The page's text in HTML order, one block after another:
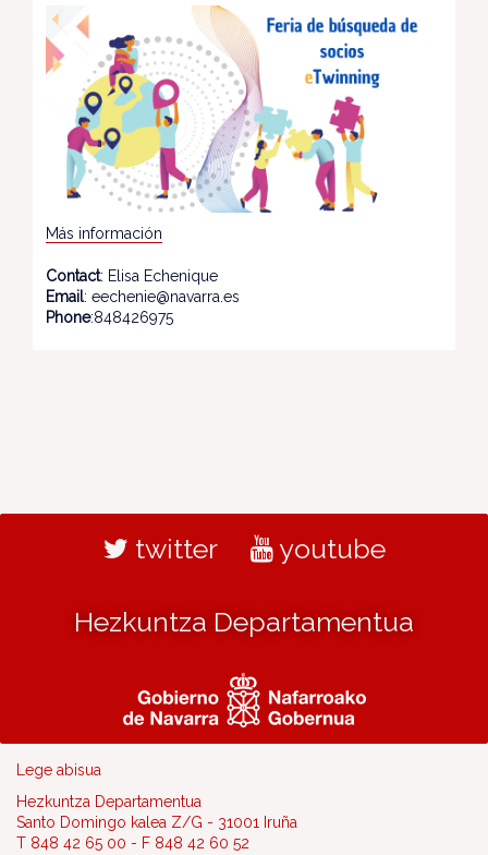
Más información
Contact: Elisa Echenique
Email: eechenie@navarra.es
Phone:848426975
twitter youtube
Hezkuntza Departamentua
Lege abisua
Hezkuntza Departamentua
Santo Domingo kalea Z/G - 31001 Iruña
T 848 42 65 00 - F 848 42 60 52